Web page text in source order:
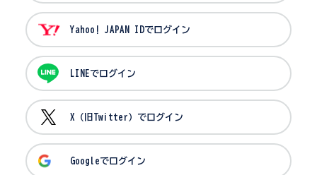
Yahoo! JAPAN IDでログイン
LINEでログイン
X（旧Twitter）でログイン
Googleでログイン